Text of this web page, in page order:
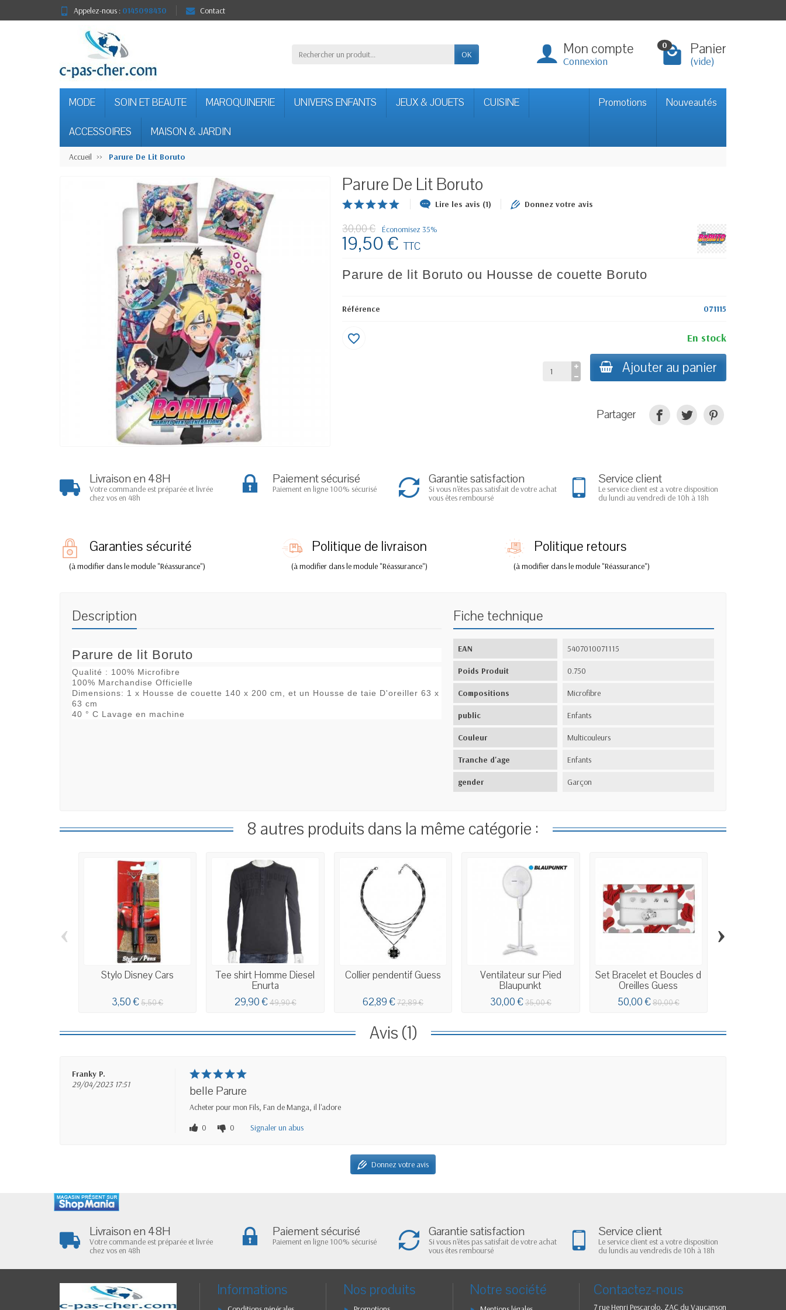
Appelez-nous : 0145098430 Contact
OK Mon compte
Connexion
0 Panier
(vide)
MODE SOIN ET BEAUTE MAROQUINERIE UNIVERS ENFANTS JEUX & JOUETS CUISINE
ACCESSOIRES MAISON & JARDIN
Promotions Nouveautés
Accueil Parure De Lit Boruto
Parure De Lit Boruto
Lire les avis (1) Donnez votre avis
30,00 € Économisez 35%
19,50 €TTC
Parure de lit Boruto ou Housse de couette Boruto
Référence 071115
En stock
Ajouter au panier
favorite_border
Partager
Livraison en 48H
Votre commande est préparée et livrée
chez vos en 48h
Paiement sécurisé
Paiement en ligne 100% sécurisé
Garantie satisfaction
Si vous n'êtes pas satisfait de votre achat
vous êtes remboursé
Service client
Le service client est a votre disposition
du lundi au vendredi de 10h à 18h
Garanties sécurité
(à modifier dans le module "Réassurance")
Politique de livraison
(à modifier dans le module "Réassurance")
Politique retours
(à modifier dans le module "Réassurance")
Description
Parure de lit Boruto
Qualité : 100% Microfibre
100% Marchandise Officielle
Dimensions: 1 x Housse de couette 140 x 200 cm, et un Housse de taie D'oreiller 63 x
63 cm
40 ° C Lavage en machine
Fiche technique
EAN 5407010071115
Poids Produit 0.750
Compositions Microfibre
public Enfants
Couleur Multicouleurs
Tranche d'age Enfants
gender Garçon
8 autres produits dans la même catégorie :
Stylo Disney Cars
3,50 €5,50 €
Tee shirt Homme Diesel
Enurta
29,90 €49,90 €
Collier pendentif Guess
62,89 €72,89 €
Ventilateur sur Pied
Blaupunkt
30,00 €35,00 €
Set Bracelet et Boucles d
Oreilles Guess
50,00 €80,00 €
‹ ›
Avis (1)
Franky P.
29/04/2023 17:51
belle Parure
Acheter pour mon Fils, Fan de Manga, il l'adore
0
0 Signaler un abus
Donnez votre avis
Livraison en 48H
Votre commande est préparée et livrée
chez vos en 48h
Paiement sécurisé
Paiement en ligne 100% sécurisé
Garantie satisfaction
Si vous n'êtes pas satisfait de votre achat
vous êtes remboursé
Service client
Le service client est a votre disposition
du lundis au vendredis de 10h à 18h
Informations Nos produits Notre société Contactez-nous
7 rue Henri Pescarolo, ZAC du Vaucanson